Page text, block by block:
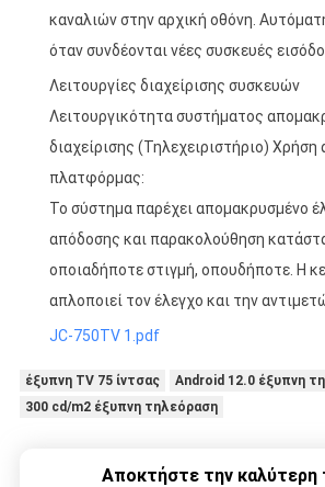
καναλιών στην αρχική οθόνη.
όταν συνδέονται νέες συσκευές
Λειτουργίες διαχείρισης συσκευών
Λειτουργικότητα συστήματος
διαχείρισης (Τηλεχειριστήριο)
πλατφόρμας:
Το σύστημα παρέχει απομακρυσμένο
απόδοσης και παρακολούθηση
οποιαδήποτε στιγμή, οπουδήποτε. Η
απλοποιεί τον έλεγχο και την
JC-750TV 1.pdf
έξυπνη TV 75 ίντσας
Android 12.0 έξυπνη
300 cd/m2 έξυπνη τηλεόραση
Αποκτήστε την καλύτερη